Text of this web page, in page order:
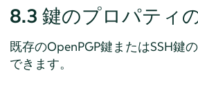
8.3 鍵のプロパティ
既存のOpenPGP鍵またはSSH鍵
できます。